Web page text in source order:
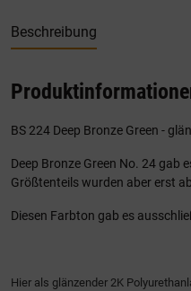
Beschreibung
BS 224 Deep Bronze Green -
Deep Bronze Green No. 24 gab
Größtenteils wurden aber erst
Diesen Farbton gab es
Hier als glänzender 2K